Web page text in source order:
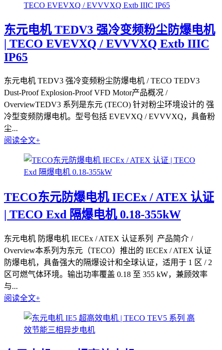
东元电机 TEDV3 强冷变频粉尘防爆电机
| TECO EVEVXQ / EVVVXQ Extb IIIC
IP65
东元电机 TEDV3 强冷变频粉尘防爆电机 / TECO TEDV3
Dust-Proof Explosion-Proof VFD Motor产品概况 /
OverviewTEDV3 系列是东元 (TECO) 针对粉尘环境设计的 强
冷型变频防爆电机。型号包括 EVEVXQ / EVVVXQ，具备粉
尘...
阅读全文+
TECO东元防爆电机 IECEx / ATEX 认证
| TECO Exd 隔爆电机 0.18-355kW
东元电机 防爆电机 IECEx / ATEX 认证系列 产品简介 /
Overview本系列为东元（TECO）推出的 IECEx / ATEX 认证
防爆电机，具备强大的隔爆设计和全球认证，适用于 1 区 / 2
区可燃气体环境。输出功率覆盖 0.18 至 355 kW，兼顾效率
与...
阅读全文+